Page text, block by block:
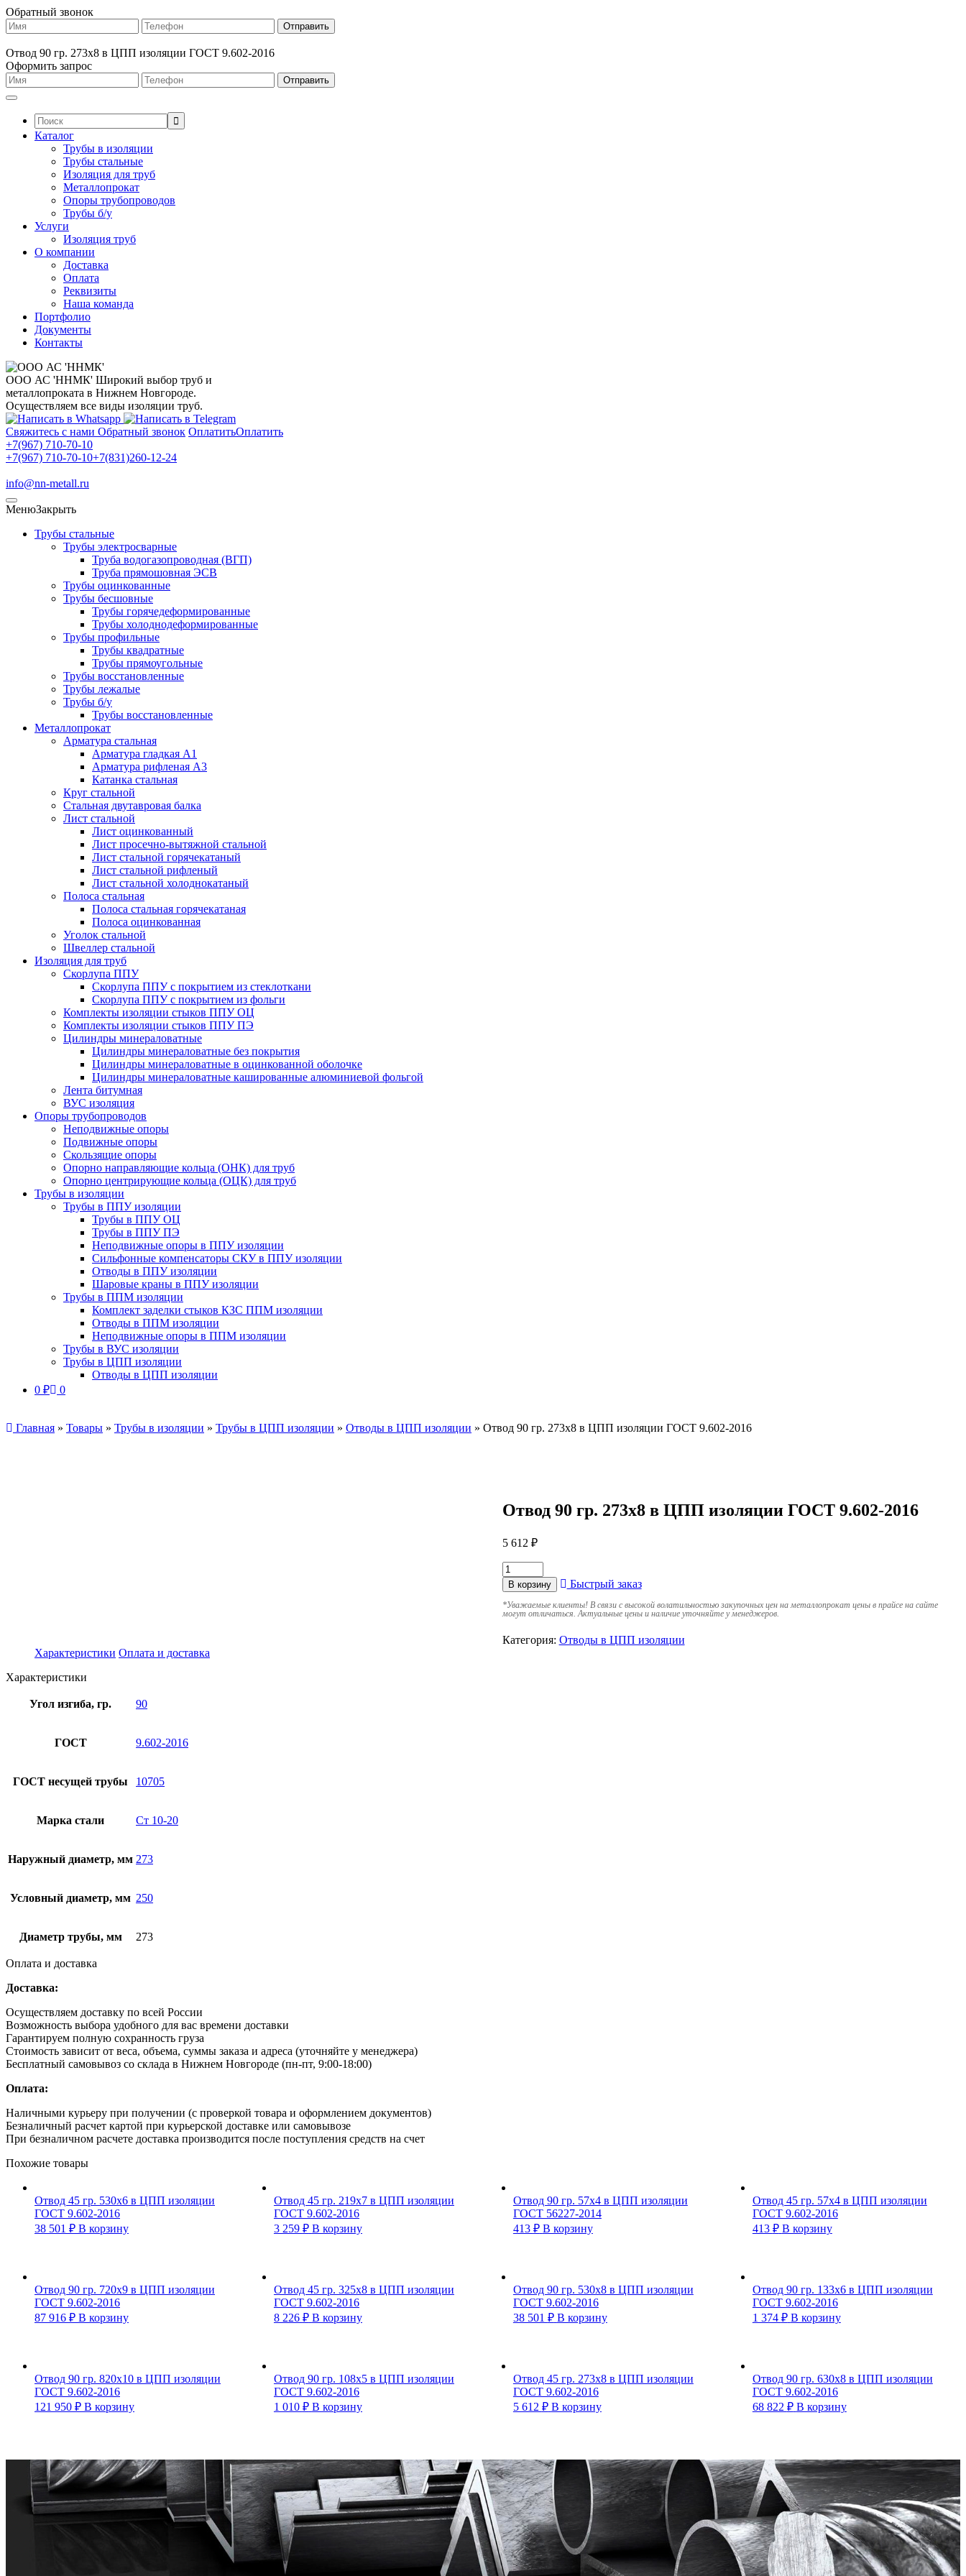
Обратный звонок
Отвод 90 гр. 273х8 в ЦПП изоляции ГОСТ 9.602-2016
Оформить запрос
Поиск:
Каталог
Трубы в изоляции
Трубы стальные
Изоляция для труб
Металлопрокат
Опоры трубопроводов
Трубы б/у
Услуги
Изоляция труб
О компании
Доставка
Оплата
Реквизиты
Наша команда
Портфолио
Документы
Контакты
ООО АС 'ННМК' Широкий выбор труб и
металлопроката в Нижнем Новгороде.
Осуществляем все виды изоляции труб.
Свяжитесь с нами Обратный звонок ОплатитьОплатить
+7(967) 710-70-10
+7(967) 710-70-10+7(831)260-12-24
info@nn-metall.ru
МенюЗакрыть
Трубы стальные
Трубы электросварные
Труба водогазопроводная (ВГП)
Труба прямошовная ЭСВ
Трубы оцинкованные
Трубы бесшовные
Трубы горячедеформированные
Трубы холоднодеформированные
Трубы профильные
Трубы квадратные
Трубы прямоугольные
Трубы восстановленные
Трубы лежалые
Трубы б/у
Трубы восстановленные
Металлопрокат
Арматура стальная
Арматура гладкая А1
Арматура рифленая А3
Катанка стальная
Круг стальной
Стальная двутавровая балка
Лист стальной
Лист оцинкованный
Лист просечно-вытяжной стальной
Лист стальной горячекатаный
Лист стальной рифленый
Лист стальной холоднокатаный
Полоса стальная
Полоса стальная горячекатаная
Полоса оцинкованная
Уголок стальной
Швеллер стальной
Изоляция для труб
Скорлупа ППУ
Скорлупа ППУ с покрытием из стеклоткани
Скорлупа ППУ с покрытием из фольги
Комплекты изоляции стыков ППУ ОЦ
Комплекты изоляции стыков ППУ ПЭ
Цилиндры минераловатные
Цилиндры минераловатные без покрытия
Цилиндры минераловатные в оцинкованной оболочке
Цилиндры минераловатные кашированные алюминиевой фольгой
Лента битумная
ВУС изоляция
Опоры трубопроводов
Неподвижные опоры
Подвижные опоры
Скользящие опоры
Опорно направляющие кольца (ОНК) для труб
Опорно центрирующие кольца (ОЦК) для труб
Трубы в изоляции
Трубы в ППУ изоляции
Трубы в ППУ ОЦ
Трубы в ППУ ПЭ
Неподвижные опоры в ППУ изоляции
Сильфонные компенсаторы СКУ в ППУ изоляции
Отводы в ППУ изоляции
Шаровые краны в ППУ изоляции
Трубы в ППМ изоляции
Комплект заделки стыков КЗС ППМ изоляции
Отводы в ППМ изоляции
Неподвижные опоры в ППМ изоляции
Трубы в ВУС изоляции
Трубы в ЦПП изоляции
Отводы в ЦПП изоляции
0 ₽ 0
Главная » Товары » Трубы в изоляции » Трубы в ЦПП изоляции » Отводы в ЦПП изоляции » Отвод 90 гр. 273х8 в ЦПП изоляции ГОСТ 9.602-2016
Отвод 90 гр. 273х8 в ЦПП изоляции ГОСТ 9.602-2016
5 612 ₽
В корзину Быстрый заказ
*Уважаемые клиенты! В связи с высокой волатильностью закупочных цен на металлопрокат цены в прайсе на сайте
могут отличаться. Актуальные цены и наличие уточняйте у менеджеров.
Категория: Отводы в ЦПП изоляции
Характеристики Оплата и доставка
Характеристики
Угол изгиба, гр. 90
ГОСТ 9.602-2016
ГОСТ несущей трубы 10705
Марка стали Ст 10-20
Наружный диаметр, мм 273
Условный диаметр, мм 250
Диаметр трубы, мм 273
Оплата и доставка
Доставка:
Осуществляем доставку по всей России
Возможность выбора удобного для вас времени доставки
Гарантируем полную сохранность груза
Стоимость зависит от веса, объема, суммы заказа и адреса (уточняйте у менеджера)
Бесплатный самовывоз со склада в Нижнем Новгороде (пн-пт, 9:00-18:00)
Оплата:
Наличными курьеру при получении (с проверкой товара и оформлением документов)
Безналичный расчет картой при курьерской доставке или самовывозе
При безналичном расчете доставка производится после поступления средств на счет
Похожие товары
Отвод 45 гр. 530х6 в ЦПП изоляции
ГОСТ 9.602-2016
38 501 ₽ В корзину
Отвод 45 гр. 219х7 в ЦПП изоляции
ГОСТ 9.602-2016
3 259 ₽ В корзину
Отвод 90 гр. 57х4 в ЦПП изоляции
ГОСТ 56227-2014
413 ₽ В корзину
Отвод 45 гр. 57х4 в ЦПП изоляции
ГОСТ 9.602-2016
413 ₽ В корзину
Отвод 90 гр. 720х9 в ЦПП изоляции
ГОСТ 9.602-2016
87 916 ₽ В корзину
Отвод 45 гр. 325х8 в ЦПП изоляции
ГОСТ 9.602-2016
8 226 ₽ В корзину
Отвод 90 гр. 530х8 в ЦПП изоляции
ГОСТ 9.602-2016
38 501 ₽ В корзину
Отвод 90 гр. 133х6 в ЦПП изоляции
ГОСТ 9.602-2016
1 374 ₽ В корзину
Отвод 90 гр. 820х10 в ЦПП изоляции
ГОСТ 9.602-2016
121 950 ₽ В корзину
Отвод 90 гр. 108х5 в ЦПП изоляции
ГОСТ 9.602-2016
1 010 ₽ В корзину
Отвод 45 гр. 273х8 в ЦПП изоляции
ГОСТ 9.602-2016
5 612 ₽ В корзину
Отвод 90 гр. 630х8 в ЦПП изоляции
ГОСТ 9.602-2016
68 822 ₽ В корзину